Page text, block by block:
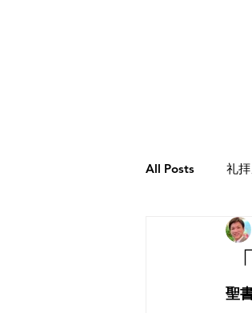
All Posts 礼
牧師のコラム
2023年牧師
聖